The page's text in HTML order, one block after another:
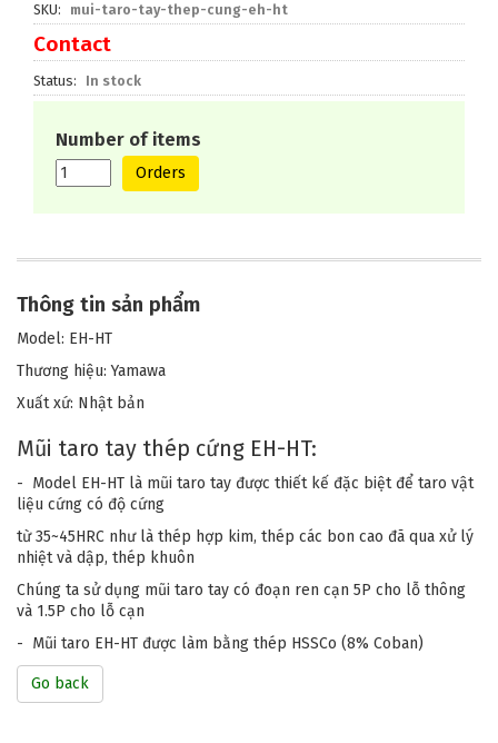
SKU mui-taro-tay-thep-cung-eh-ht
Contact
Status In stock
Number of items
Orders
Thông tin sản phẩm
Model: EH-HT
Thương hiệu: Yamawa
Xuất xứ: Nhật bản
Mũi taro tay thép cứng EH-HT:
- Model EH-HT là mũi taro tay được thiết kế đặc biệt để taro vật
liệu cứng có độ cứng
từ 35~45HRC như là thép hợp kim, thép các bon cao đã qua xử lý
nhiệt và dập, thép khuôn
Chúng ta sử dụng mũi taro tay có đoạn ren cạn 5P cho lỗ thông
và 1.5P cho lỗ cạn
- Mũi taro EH-HT được làm bằng thép HSSCo (8% Coban)
Go back